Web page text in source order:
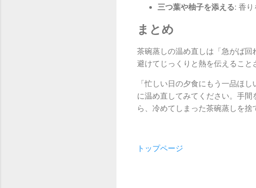
三つ葉や柚子を添える: 香り
まとめ
茶碗蒸しの温め直しは「急がば
避けてじっくりと熱を伝えること
「忙しい日の夕食にもう一品ほ
に温め直してみてください。手
ら、冷めてしまった茶碗蒸しを捨
トップページ